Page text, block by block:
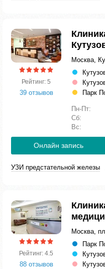
Рейтинг: 5
39 отзывов
Москва,
Парк
Пн-Пт:
Сб:
Вс:
Онлайн запись
УЗИ предстательной железы
Рейтинг: 4.5
88 отзывов
Москва,
Парк